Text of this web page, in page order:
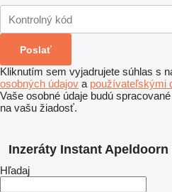
Kliknutím sem vyjadrujete súhlas s
osobných údajov a používateľskými
Vaše osobné údaje budú
na vašu žiadosť.
Inzeráty Instant Apeldoorn
Hľadaj